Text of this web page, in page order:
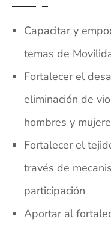
Capacitar y
temas de
Fortalecer el
eliminación de
hombres y
Fortalecer el
través de
participación
Aportar al